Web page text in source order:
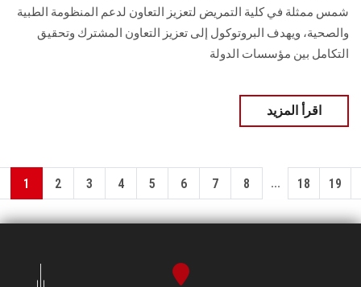
شمس ممثلة في كلية التمريض لتعزيز التعاون لدعم المنظومة الطبية
والصحية، ويهدف البروتوكول إلى تعزيز التعاون المشترك وتحقيق
التكامل بين مؤسسات الدولة
اقرأ المزيد
1 2 3 4 5 6 7 8 ... 18 19